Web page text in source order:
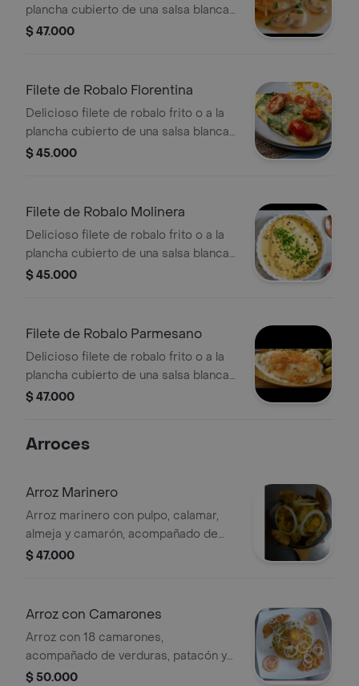
plancha cubierto de una salsa blanca
a base de bechamel, camarones,
patacon, ensalada y sancocho de
$ 47.000
Filete de Robalo Florentina
Delicioso filete de robalo frito o a la
plancha cubierto de una salsa blanca
a base de bechamel, espinaca,
patacon, ensalada y sancocho de
$ 45.000
Filete de Robalo Molinera
Delicioso filete de robalo frito o a la
plancha cubierto de una salsa blanca
a base de miel mostaza, vino, crema
ensalada y sancocho de pescado.
$ 45.000
Filete de Robalo Parmesano
Delicioso filete de robalo frito o a la
plancha cubierto de una salsa blanca
a base de bechamel y queso
ensalada y sancocho de pescado.
$ 47.000
Arroces
Arroz Marinero
Arroz marinero con pulpo, calamar,
almeja y camarón, acompañado de
sancocho de pescado y patacón
$ 47.000
Arroz con Camarones
Arroz con 18 camarones,
acompañado de verduras, patacón y
rodajas de tomate y cebolla.
$ 50.000